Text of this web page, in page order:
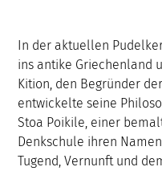
In der aktuellen
ins antike Griechenland
Kition, den Begründer
entwickelte seine
Stoa Poikile, einer
Denkschule ihren
Tugend, Vernunft und